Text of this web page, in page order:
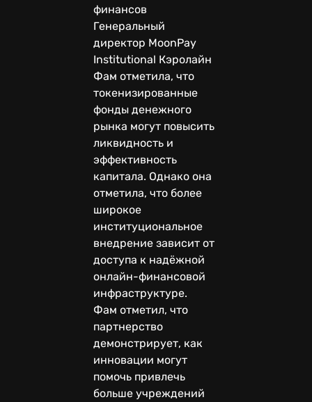
финансов
Генеральный
директор MoonPay
Institutional Кэролайн
Фам отметила, что
токенизированные
фонды денежного
рынка могут повысить
ликвидность и
эффективность
капитала. Однако она
отметила, что более
широкое
институциональное
внедрение зависит от
доступа к надёжной
онлайн-финансовой
инфраструктуре.
Фам отметил, что
партнерство
демонстрирует, как
инновации могут
помочь привлечь
больше учреждений